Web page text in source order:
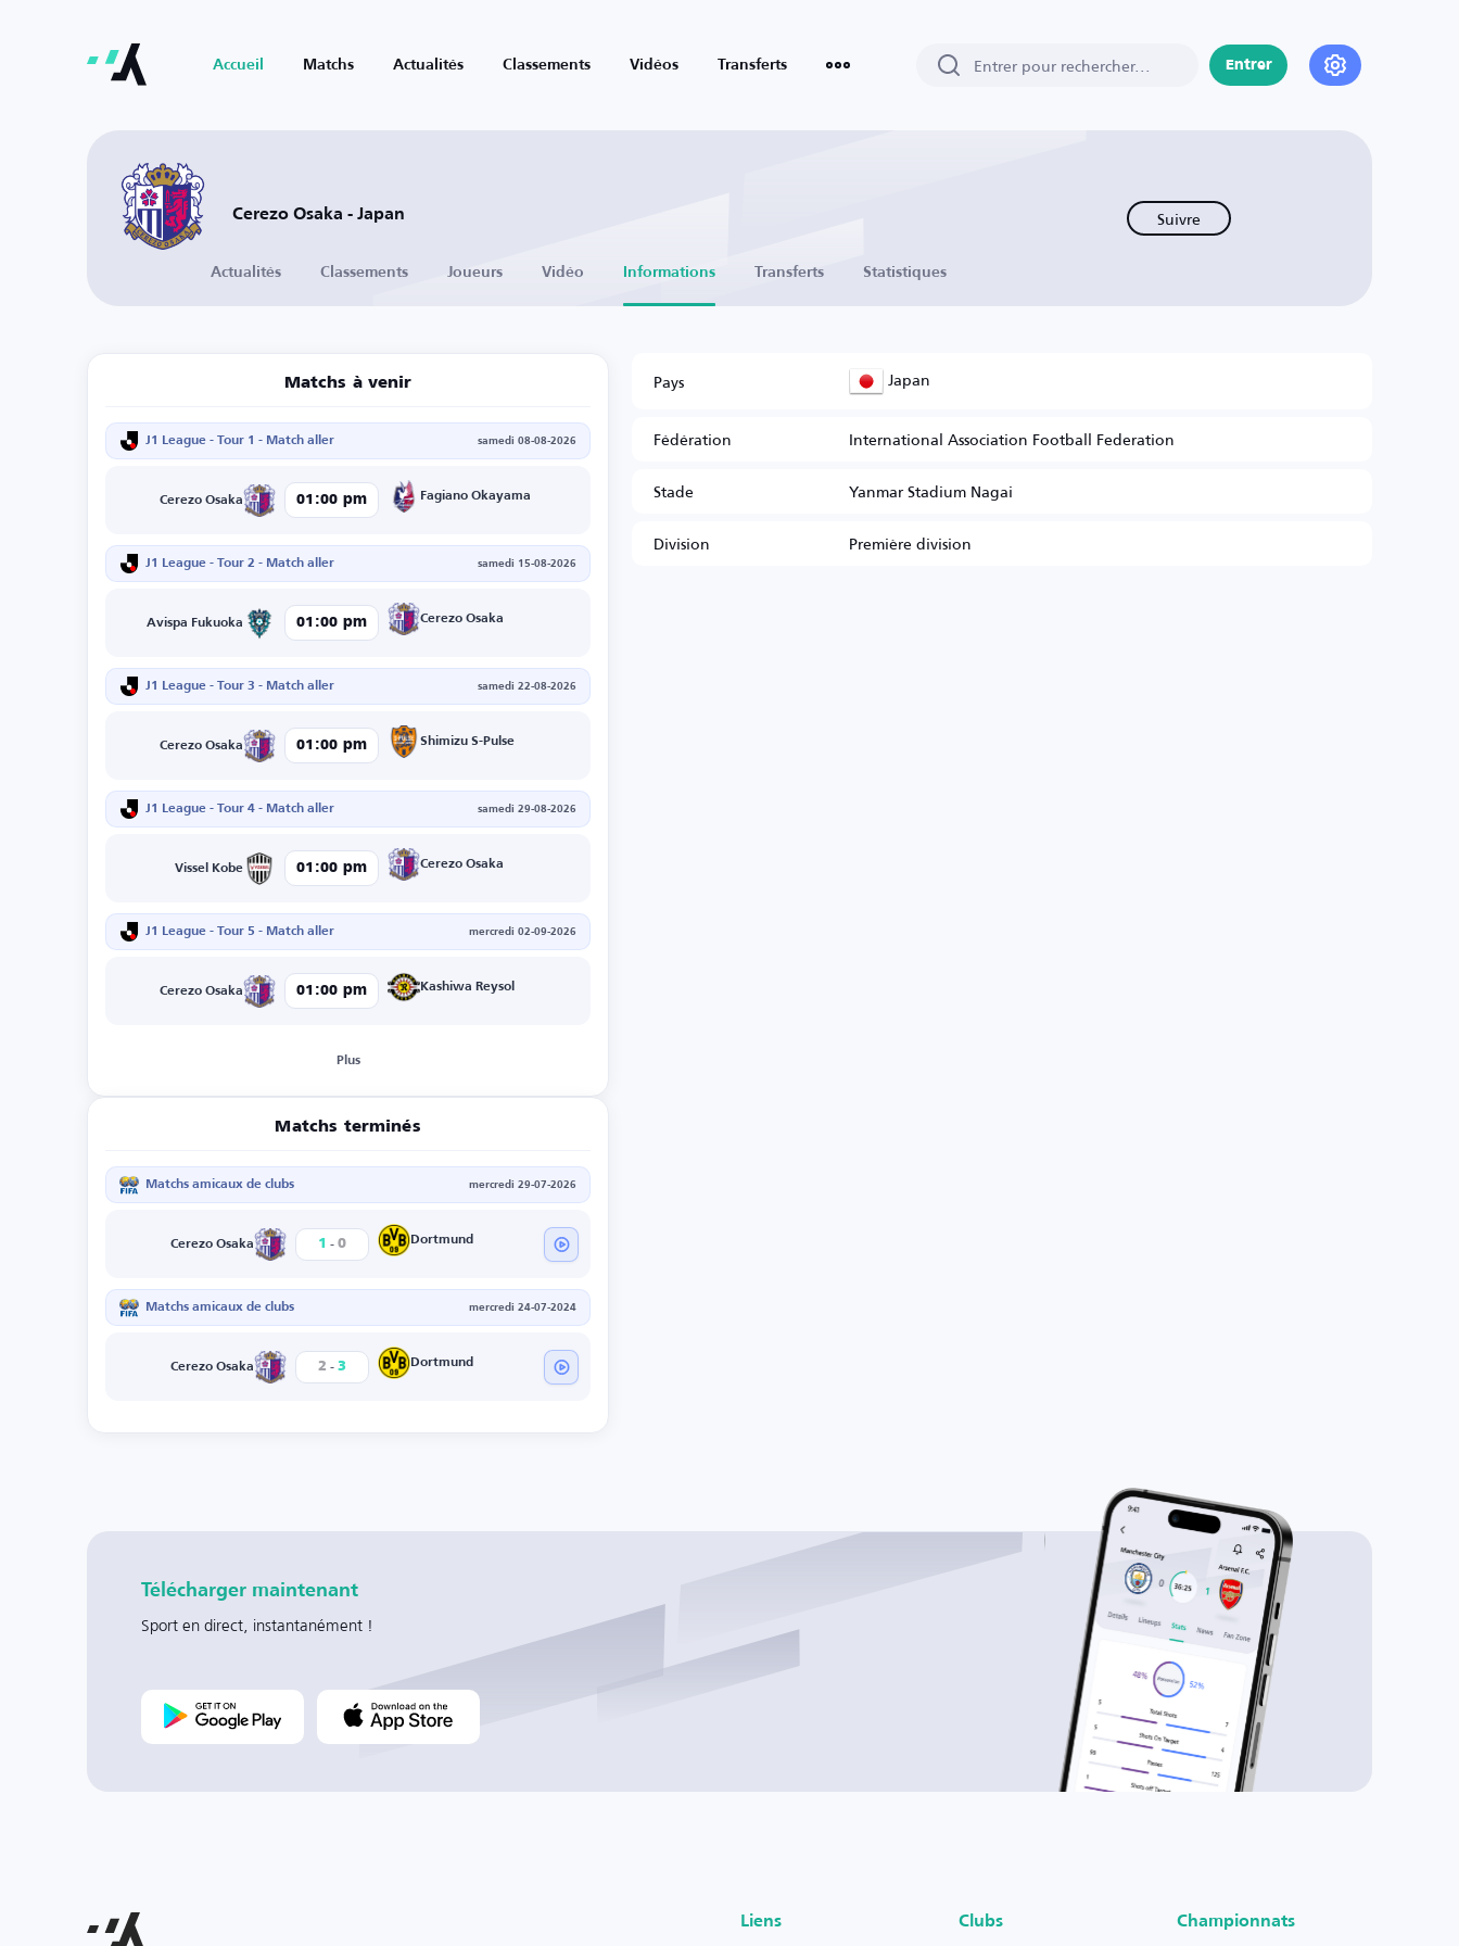
Accueil Matchs Actualités Classements Vidéos Transferts Entrer
Cerezo Osaka - Japan Suivre
Actualités Classements Joueurs Vidéo Informations Transferts Statistiques
Matchs à venir
J1 League - Tour 1 - Match aller samedi 08-08-2026
Cerezo Osaka 01:00 pm Fagiano Okayama
J1 League - Tour 2 - Match aller samedi 15-08-2026
Avispa Fukuoka 01:00 pm Cerezo Osaka
J1 League - Tour 3 - Match aller samedi 22-08-2026
Cerezo Osaka 01:00 pm Shimizu S-Pulse
J1 League - Tour 4 - Match aller samedi 29-08-2026
Vissel Kobe 01:00 pm Cerezo Osaka
J1 League - Tour 5 - Match aller mercredi 02-09-2026
Cerezo Osaka 01:00 pm Kashiwa Reysol
Plus
Matchs terminés
Matchs amicaux de clubs mercredi 29-07-2026
Cerezo Osaka 1 - 0 Dortmund
Matchs amicaux de clubs mercredi 24-07-2024
Cerezo Osaka 2 - 3 Dortmund
Pays Japan
Fédération
International Association Football Federation
Stade
Yanmar Stadium Nagai
Division
Première division
Télécharger maintenant
Sport en direct, instantanément !
Liens Clubs Championnats